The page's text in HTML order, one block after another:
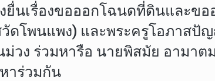
ยื่นเรื่องขอออกโฉนดที่ดินและข
วัดโพนแพง) และพระครูโอภาส
ม่วง ร่วมหารือ นายพิสมัย อาม
าร่วมกัน